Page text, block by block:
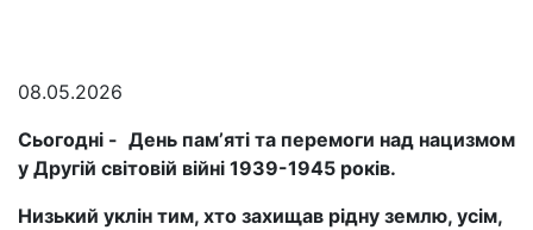
08.05.2026
Сьогодні - День памʼяті та перемоги над нацизмом
у Другій світовій війні 1939-1945 років.
Низький уклін тим, хто захищав рідну землю, усім,